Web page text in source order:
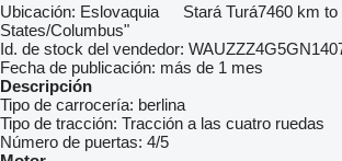
Ubicación: Eslovaquia Stará Turá7460 km to
States/Columbus"
Id. de stock del vendedor:
Fecha de publicación: más de 1 mes
Descripción
Tipo de carrocería: berlina
Tipo de tracción: Tracción a las cuatro ruedas
Número de puertas: 4/5